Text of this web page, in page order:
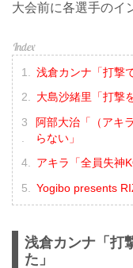
大会前に各選手のイ
浅倉カンナ「打撃
大島沙緒里「打撃
阿部大治「（アキ
らない」
アキラ「全員失神
Yogibo presents
浅倉カンナ「打
た」